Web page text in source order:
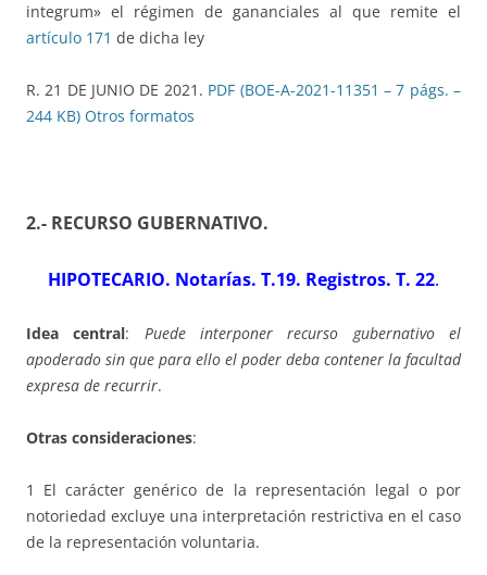
integrum» el régimen de gananciales al que remite el
artículo 171 de dicha ley
R. 21 DE JUNIO DE 2021. PDF (BOE-A-2021-11351 – 7 págs. –
244 KB) Otros formatos
2.- RECURSO GUBERNATIVO.
HIPOTECARIO. Notarías. T.19. Registros. T. 22.
Idea central: Puede interponer recurso gubernativo el
apoderado sin que para ello el poder deba contener la facultad
expresa de recurrir.
Otras consideraciones:
1 El carácter genérico de la representación legal o por
notoriedad excluye una interpretación restrictiva en el caso
de la representación voluntaria.